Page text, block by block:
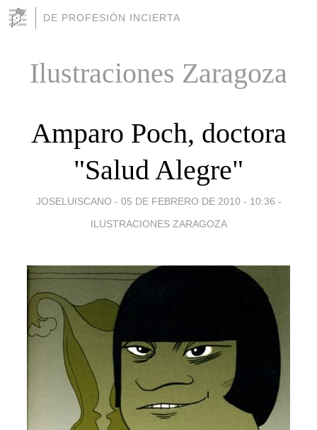
DE PROFESIÓN INCIERTA
Ilustraciones Zaragoza
Amparo Poch, doctora
"Salud Alegre"
JOSELUISCANO - 05 DE FEBRERO DE 2010 - 10:36 -
ILUSTRACIONES ZARAGOZA